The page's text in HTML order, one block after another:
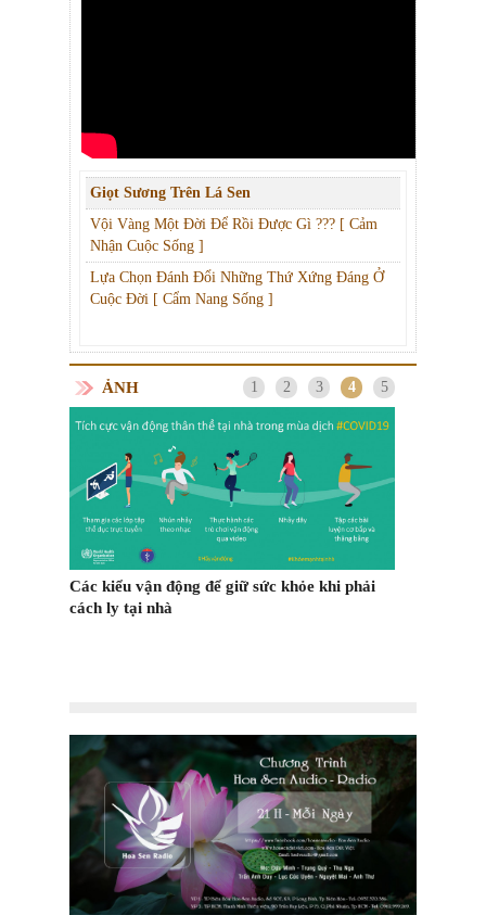
Giọt Sương Trên Lá Sen
Vội Vàng Một Đời Để Rồi Được Gì ??? [ Cảm
Nhận Cuộc Sống ]
Lựa Chọn Đánh Đổi Những Thứ Xứng Đáng Ở
Cuộc Đời [ Cẩm Nang Sống ]
ẢNH
Các kiểu vận động để giữ sức khỏe khi phải
cách ly tại nhà
1 2 3 4 5